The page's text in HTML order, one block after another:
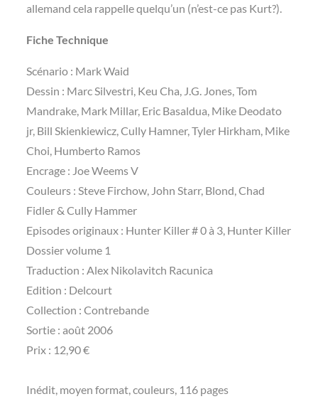
allemand cela rappelle quelqu’un (n’est-ce pas Kurt?).
Fiche Technique
Scénario : Mark Waid
Dessin : Marc Silvestri, Keu Cha, J.G. Jones, Tom
Mandrake, Mark Millar, Eric Basaldua, Mike Deodato
jr, Bill Skienkiewicz, Cully Hamner, Tyler Hirkham, Mike
Choi, Humberto Ramos
Encrage : Joe Weems V
Couleurs : Steve Firchow, John Starr, Blond, Chad
Fidler & Cully Hammer
Episodes originaux : Hunter Killer # 0 à 3, Hunter Killer
Dossier volume 1
Traduction : Alex Nikolavitch Racunica
Edition : Delcourt
Collection : Contrebande
Sortie : août 2006
Prix : 12,90 €
Inédit, moyen format, couleurs, 116 pages